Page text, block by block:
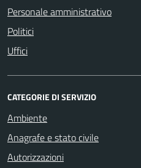
Personale amministrativo
Politici
Uffici
CATEGORIE DI SERVIZIO
Ambiente
Anagrafe e stato civile
Autorizzazioni